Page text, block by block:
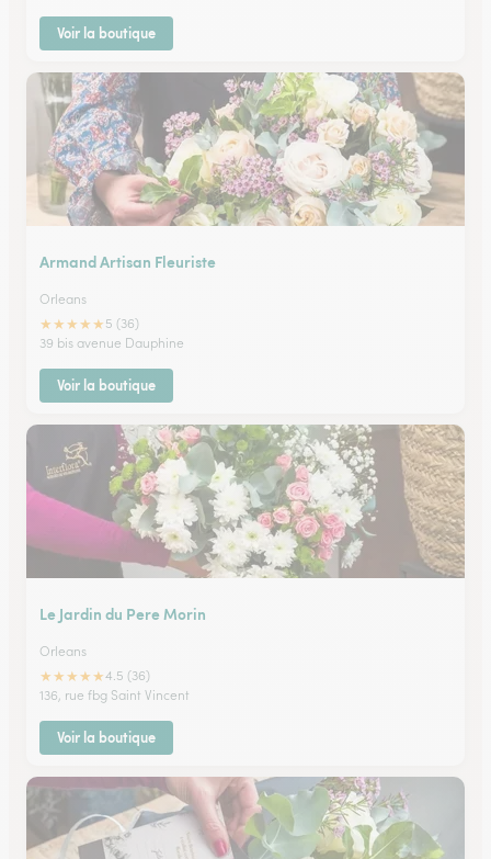
Voir la boutique
Armand Artisan Fleuriste
Orleans
★★★★★ 5 (36)
39 bis avenue Dauphine
Voir la boutique
Le Jardin du Pere Morin
Orleans
★★★★★4.5 (36)
136, rue fbg Saint Vincent
Voir la boutique